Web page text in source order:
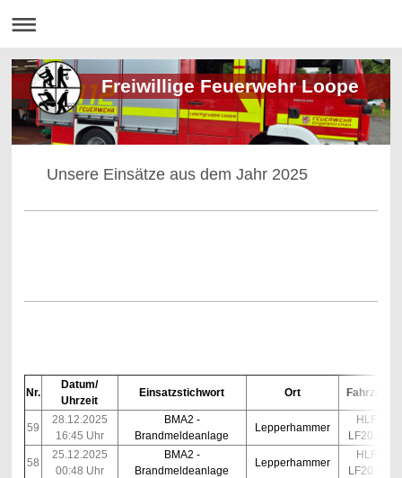
Freiwillige Feuerwehr Loope
Unsere Einsätze aus dem Jahr 2025
Nr.
Datum/
Uhrzeit
Einsatzstichwort Ort Fahrzeuge
59
28.12.2025
16:45 Uhr
BMA2 -
Brandmeldeanlage
Lepperhammer
HLF10
LF20 Kats
58
25.12.2025
00:48 Uhr
BMA2 -
Brandmeldeanlage
Lepperhammer
HLF10
LF20 Kats